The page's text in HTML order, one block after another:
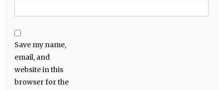
Save my name,
email, and
website in this
browser for the